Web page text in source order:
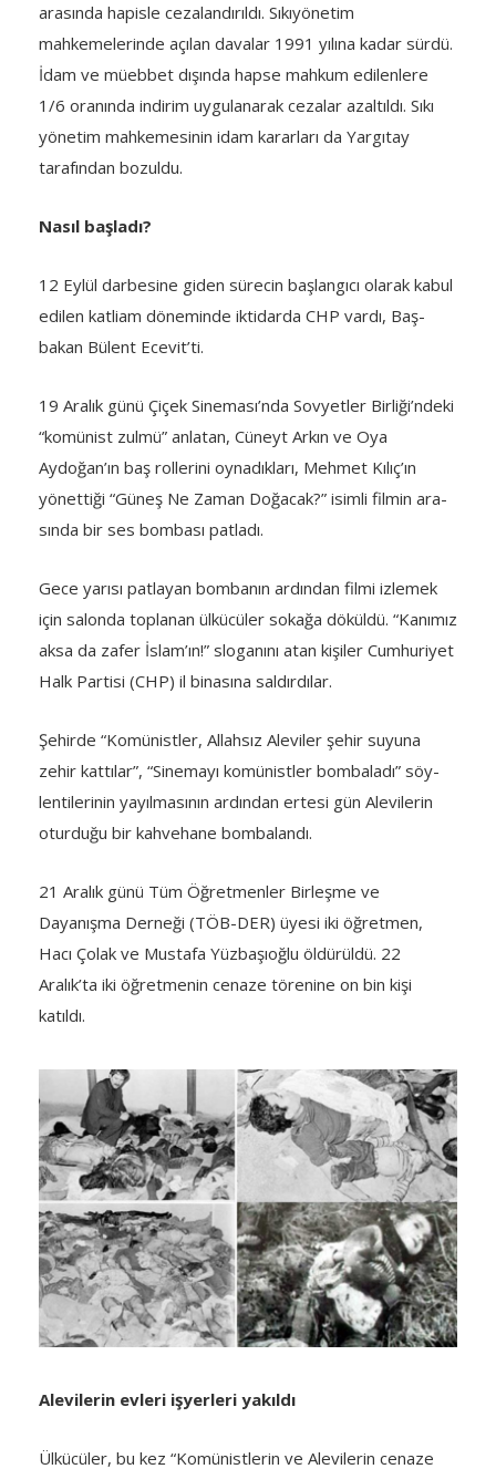
arasında hapisle cezalandırıldı. Sıkıyönetim
mahkemelerinde açılan davalar 1991 yılına kadar sürdü.
İdam ve müebbet dışında hapse mahkum edilenlere
1/6 oranında indirim uygulanarak cezalar azaltıldı. Sıkı
yönetim mahkemesinin idam kararları da Yargıtay
tarafından bozuldu.
Nasıl başladı?
12 Eylül darbesine giden sürecin başlangıcı olarak kabul
edilen katliam döneminde iktidarda CHP vardı, Baş­
bakan Bülent Ecevit’ti.
19 Aralık günü Çiçek Sineması’nda Sovyetler Birliği’ndeki
“komünist zulmü” anlatan, Cüneyt Arkın ve Oya
Aydoğan’ın baş rollerini oynadıkları, Mehmet Kılıç’ın
yönettiği “Güneş Ne Zaman Doğacak?” isimli filmin ara­
sında bir ses bombası patladı.
Gece yarısı patla­yan bombanın ardından filmi izlemek
için salonda toplanan ülkücüler sokağa dö­küldü. “Kanımız
aksa da zafer İslam’ın!” sloganı­nı atan kişiler Cumhuriyet
Halk Partisi (CHP) il binasına saldırdılar.
Şehirde “Komünistler, Al­lahsız Aleviler şehir suyuna
zehir kattılar”, “Sinemayı komünistler bombaladı” söy­
lentilerinin yayılmasının ardından ertesi gün Alevilerin
oturduğu bir kahvehane bombalandı.
21 Aralık günü Tüm Öğretmenler Birleşme ve
Dayanışma Derneği (TÖB-DER) üyesi iki öğretmen,
Hacı Çolak ve Mustafa Yüzbaşıoğlu öldürüldü. 22
Aralık’ta iki öğretme­nin cenaze törenine on bin kişi
katıldı.
Alevilerin evleri işyerleri yakıldı
Ülkücüler, bu kez “Komünistlerin ve Alevilerin cenaze